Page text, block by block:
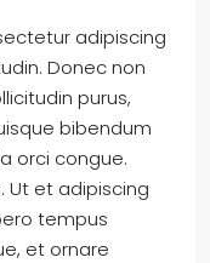
adipiscing
Donec non
purus,
bibendum
orci congue.
Ut et adipiscing
tempus
et ornare